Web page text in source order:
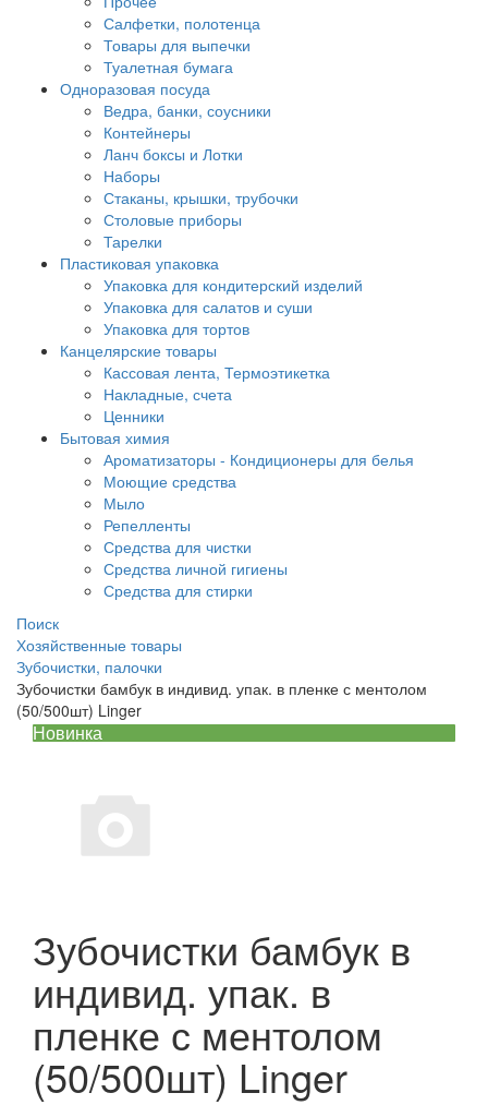
Салфетки, полотенца
Товары для выпечки
Туалетная бумага
Одноразовая посуда
Ведра, банки, соусники
Контейнеры
Ланч боксы и Лотки
Наборы
Стаканы, крышки, трубочки
Столовые приборы
Тарелки
Пластиковая упаковка
Упаковка для кондитерский изделий
Упаковка для салатов и суши
Упаковка для тортов
Канцелярские товары
Кассовая лента, Термоэтикетка
Накладные, счета
Ценники
Бытовая химия
Ароматизаторы - Кондиционеры для белья
Моющие средства
Мыло
Репелленты
Средства для чистки
Средства личной гигиены
Средства для стирки
Поиск
Хозяйственные товары
Зубочистки, палочки
Зубочистки бамбук в индивид. упак. в пленке с ментолом
(50/500шт) Linger
Новинка
Зубочистки бамбук в
индивид. упак. в
пленке с ментолом
(50/500шт) Linger